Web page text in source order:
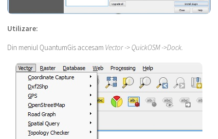
Utilizare:
Din meniul QuantumGis accesam Vector -> QuickOSM ->Dock.